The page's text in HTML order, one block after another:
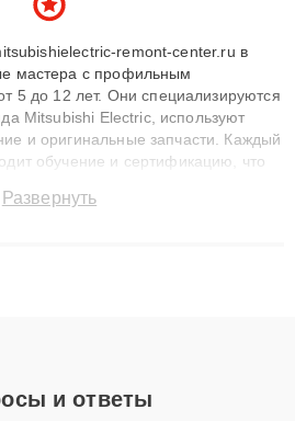
remont-center.ru в
мастера с профильным
5 до 12 лет. Они специализируются
Mitsubishi Electric, используют
и оригинальные запчасти. Каждый
обучение и сертификацию, что
с сохранением гарантии до 3 лет.
Развернуть
и ответы